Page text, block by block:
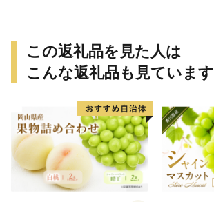
この返礼品を見た人は
こんな返礼品も見ています